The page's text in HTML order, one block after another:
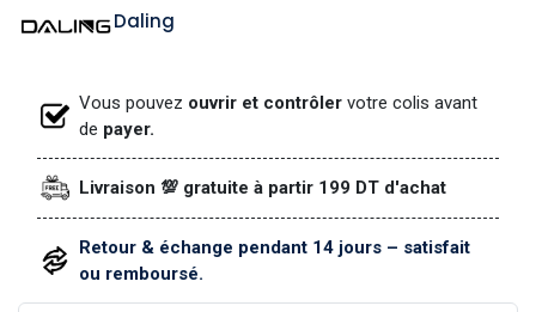
Daling
Vous pouvez ouvrir et contrôler votre colis avant
de payer.
Livraison 💯 gratuite à partir 199 DT d'achat
Retour & échange pendant 14 jours – satisfait
ou remboursé.